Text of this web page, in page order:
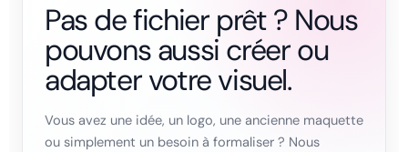
Pas de fichier prêt ? Nous
pouvons aussi créer ou
adapter votre visuel.
Vous avez une idée, un logo, une ancienne maquette
ou simplement un besoin à formaliser ? Nous